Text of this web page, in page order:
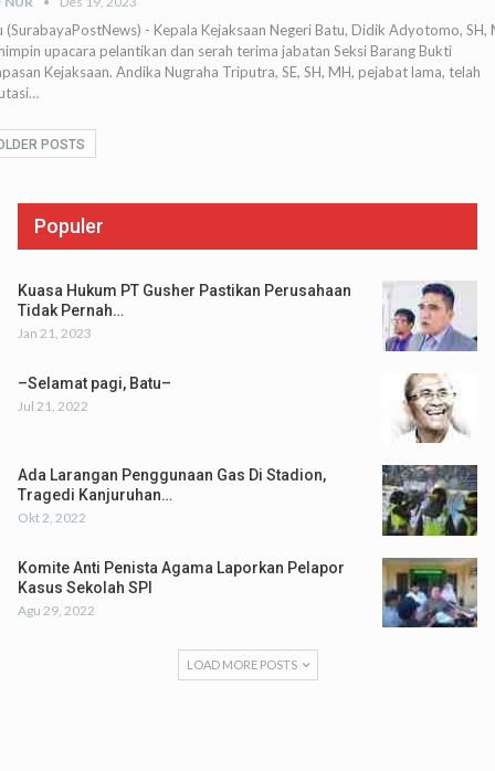
(SurabayaPostNews) - Kepala Kejaksaan Negeri Batu, Didik Adyotomo, SH,
upacara pelantikan dan serah terima jabatan Seksi Barang Bukti
Kejaksaan. Andika Nugraha Triputra, SE, SH, MH, pejabat lama, telah
POSTS
Populer
Kuasa Hukum PT Gusher Pastikan Perusahaan
Tidak Pernah…
Jan 21, 2023
–Selamat pagi, Batu–
Jul 21, 2022
Ada Larangan Penggunaan Gas Di Stadion,
Tragedi Kanjuruhan…
Okt 2, 2022
Komite Anti Penista Agama Laporkan Pelapor
Kasus Sekolah SPI
Agu 29, 2022
LOAD MORE POSTS